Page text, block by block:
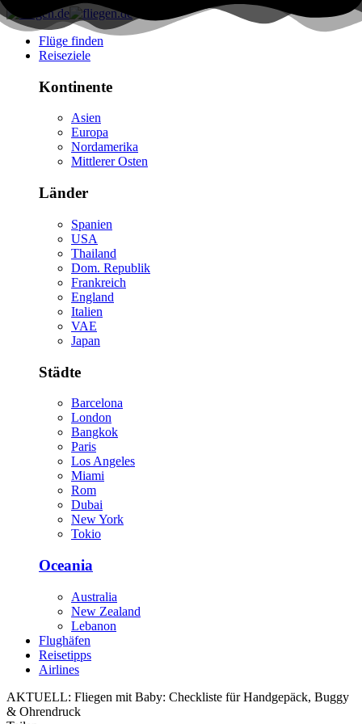
Flüge finden
Reiseziele
Kontinente
Asien
Europa
Nordamerika
Mittlerer Osten
Länder
Spanien
USA
Thailand
Dom. Republik
Frankreich
England
Italien
VAE
Japan
Städte
Barcelona
London
Bangkok
Paris
Los Angeles
Miami
Rom
Dubai
New York
Tokio
Oceania
Australia
New Zealand
Lebanon
Flughäfen
Reisetipps
Airlines
AKTUELL: Fliegen mit Baby: Checkliste für Handgepäck, Buggy
& Ohrendruck